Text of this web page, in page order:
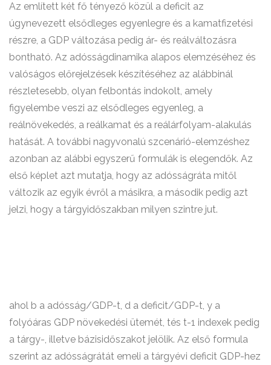
Az említett két fő tényező közül a deficit az
úgynevezett elsődleges egyenlegre és a kamatfizetési
részre, a GDP változása pedig ár- és reálváltozásra
bontható. Az adósságdinamika alapos elemzéséhez és
valóságos előrejelzések készítéséhez az alábbinál
részletesebb, olyan felbontás indokolt, amely
figyelembe veszi az elsődleges egyenleg, a
reálnövekedés, a reálkamat és a reálárfolyam-alakulás
hatását. A további nagyvonalú szcenárió-elemzéshez
azonban az alábbi egyszerű formulák is elegendők. Az
első képlet azt mutatja, hogy az adósságráta mitől
változik az egyik évről a másikra, a második pedig azt
jelzi, hogy a tárgyidőszakban milyen szintre jut.
ahol b a adósság/GDP-t, d a deficit/GDP-t, y a
folyóáras GDP növekedési ütemét, tés t-1 indexek pedig
a tárgy-, illetve bázisidőszakot jelölik. Az első formula
szerint az adósságrátát emeli a tárgyévi deficit GDP-hez